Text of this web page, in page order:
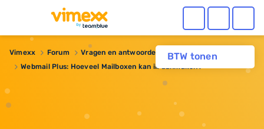
BTW tonen
Vimexx Forum
Vragen en antwoorden
Webmail Plus: Hoeveel Mailboxen kan ik aanmaken?